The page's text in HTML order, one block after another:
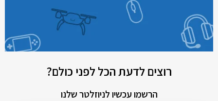
רוצים לדעת הכל לפני כולם?
הרשמו עכשיו לניוזלטר שלנו